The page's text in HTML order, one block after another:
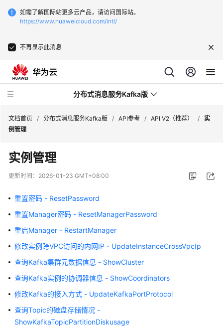
如需了解国际站更多云产品，请访问国际站。
https://www.huaweicloud.com/intl/
不再显示此消息
分布式消息服务Kafka版
最
新
动
务
公
产
介
绍
计
文档首页 / 分布式消息服务Kafka版 / API参考 / API V2（推荐） / 实
例管理
实例管理
更新时间： 2026-01-23 GMT+08:00
重置密码 - ResetPassword
重置Manager密码 - ResetManagerPassword
重启Manager - RestartManager
修改实例跨VPC访问的内网IP - UpdateInstanceCrossVpcIp
查询Kafka集群元数据信息 - ShowCluster
查询Kafka实例的协调器信息 - ShowCoordinators
修改Kafka的接入方式 - UpdateKafkaPortProtocol
查询Topic的磁盘存储情况 -
ShowKafkaTopicPartitionDiskusage